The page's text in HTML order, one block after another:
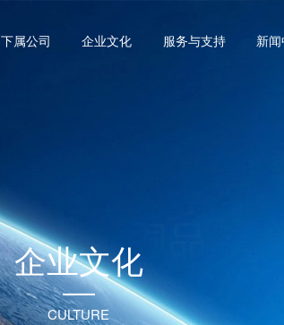
下属公司 企业文化 服务与支持 新
企业文化
CULTURE